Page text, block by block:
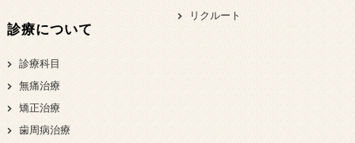
診療について
診療科目
無痛治療
矯正治療
歯周病治療
リクルート